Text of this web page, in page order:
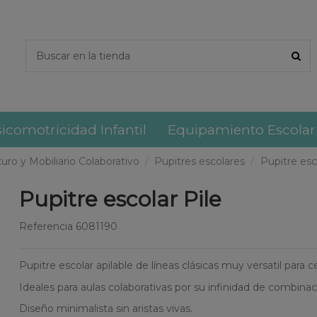
Infantil Equipamiento Escolar
y Mobiliario Colaborativo Pupitres escolares Pupitre
Pupitre escolar Pile
Referencia 6081190
Pupitre escolar apilable de líneas clásicas muy versatil
Ideales para aulas colaborativas por su infinidad de
Diseño minimalista sin aristas vivas.